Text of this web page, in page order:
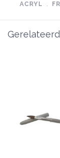
ACRYL
﹒